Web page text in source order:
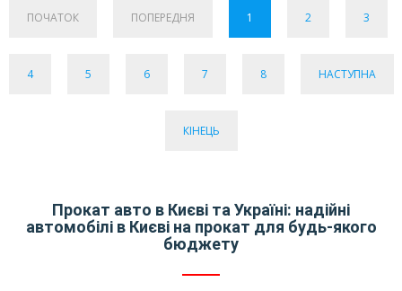
ПОЧАТОК ПОПЕРЕДНЯ 1 2 3
4 5 6 7 8 НАСТУПНА
КІНЕЦЬ
Прокат авто в Києві та Україні: надійні
автомобілі в Києві на прокат для будь-якого
бюджету